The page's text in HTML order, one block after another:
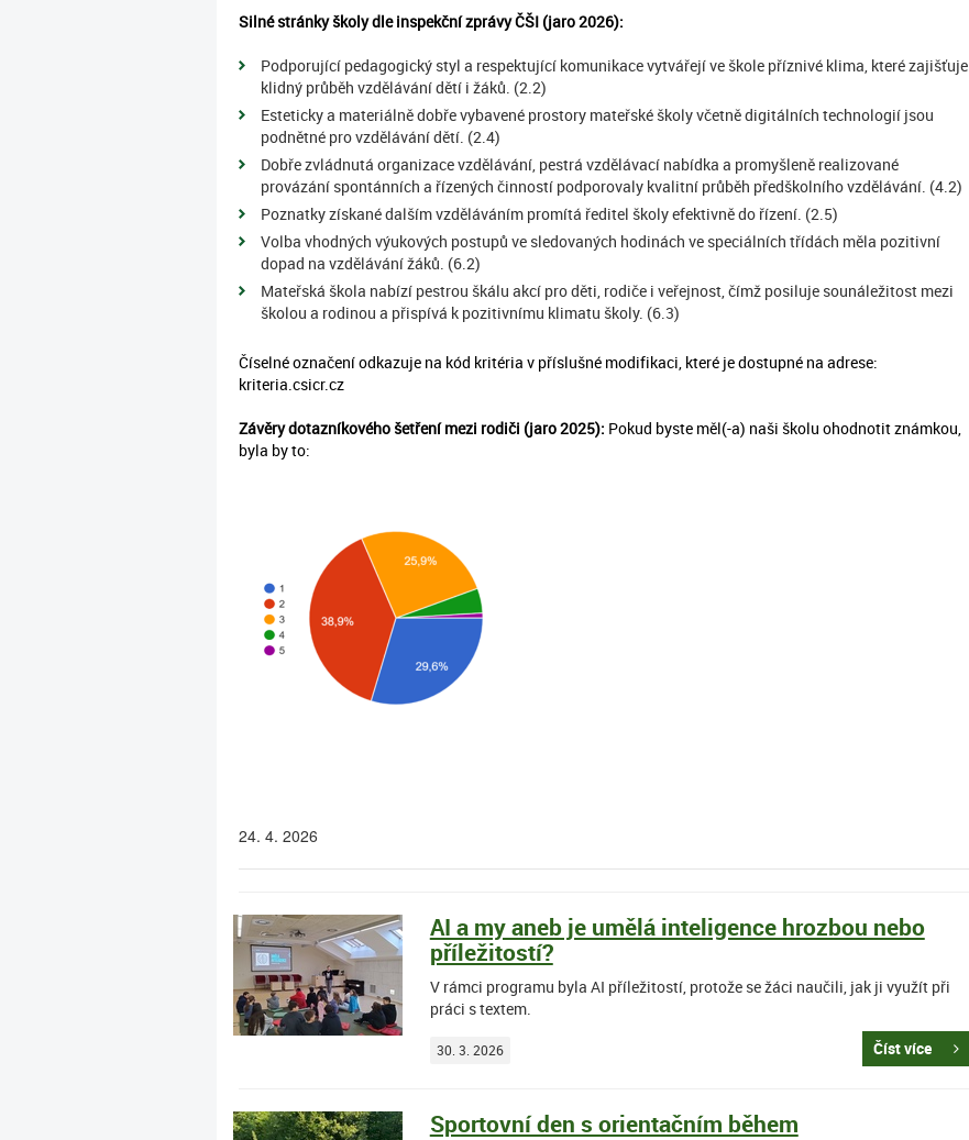
Silné stránky školy dle inspekční zprávy ČŠI (jaro 2026):
Podporující pedagogický styl a respektující komunikace vytvářejí ve škole příznivé klima, které zajišťuje
klidný průběh vzdělávání dětí i žáků. (2.2)
Esteticky a materiálně dobře vybavené prostory mateřské školy včetně digitálních technologií jsou
podnětné pro vzdělávání dětí. (2.4)
Dobře zvládnutá organizace vzdělávání, pestrá vzdělávací nabídka a promyšleně realizované
provázání spontánních a řízených činností podporovaly kvalitní průběh předškolního vzdělávání. (4.2)
Poznatky získané dalším vzděláváním promítá ředitel školy efektivně do řízení. (2.5)
Volba vhodných výukových postupů ve sledovaných hodinách ve speciálních třídách měla pozitivní
dopad na vzdělávání žáků. (6.2)
Mateřská škola nabízí pestrou škálu akcí pro děti, rodiče i veřejnost, čímž posiluje sounáležitost mezi
školou a rodinou a přispívá k pozitivnímu klimatu školy. (6.3)
Číselné označení odkazuje na kód kritéria v příslušné modifikaci, které je dostupné na adrese:
kriteria.csicr.cz
Závěry dotazníkového šetření mezi rodiči (jaro 2025): Pokud byste měl(-a) naši školu ohodnotit známkou,
byla by to:
24. 4. 2026
AI a my aneb je umělá inteligence hrozbou nebo
příležitostí?
V rámci programu byla AI příležitostí, protože se žáci naučili, jak ji využít při
práci s textem.
30. 3. 2026 Číst více
Sportovní den s orientačním během